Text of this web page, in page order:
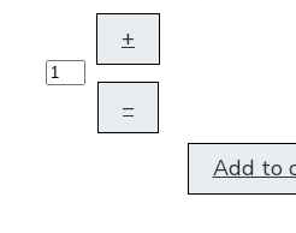
+
–
Add to